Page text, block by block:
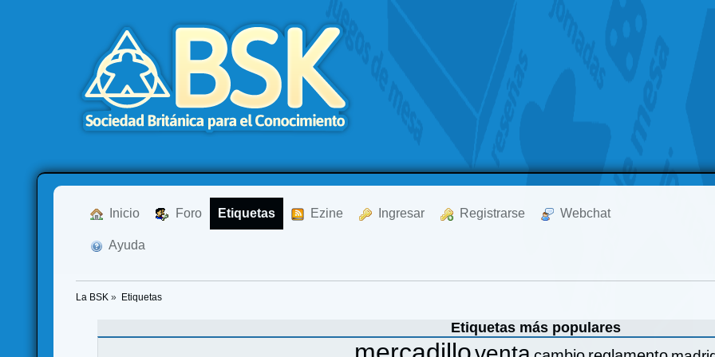
Inicio Foro Etiquetas Ezine Ingresar Registrarse Webchat
Ayuda
La BSK » Etiquetas
Etiquetas más populares